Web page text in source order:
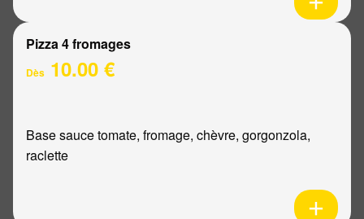
Pizza 4 fromages
Dès 10.00 €
Base sauce tomate, fromage, chèvre, gorgonzola,
raclette